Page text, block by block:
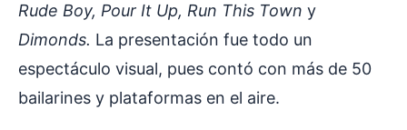
Rude Boy, Pour It Up, Run This Town y
Dimonds. La presentación fue todo un
espectáculo visual, pues contó con más de 50
bailarines y plataformas en el aire.